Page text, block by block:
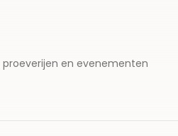
en evenementen